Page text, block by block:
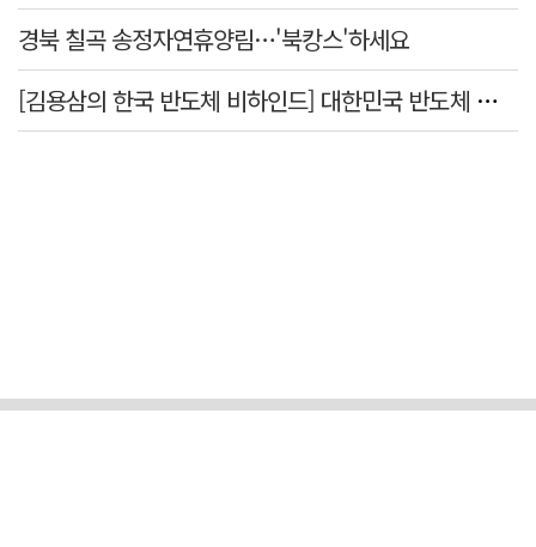
경북 칠곡 송정자연휴양림…'북캉스'하세요
[김용삼의 한국 반도체 비하인드] 대한민국 반도체 신화의 출발